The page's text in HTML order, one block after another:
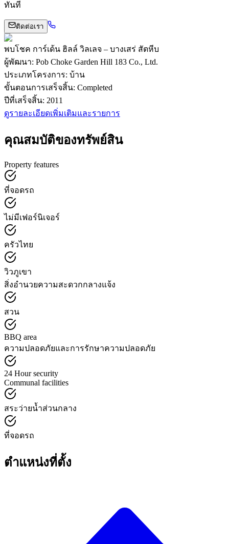
ทันที
ติดต่อเรา
พบโชค การ์เด้น ฮิลล์ วิลเลจ – บางเสร่ สัตหีบ
ผู้พัฒนา: Pob Choke Garden Hill 183 Co., Ltd.
ประเภทโครงการ: บ้าน
ขั้นตอนการเสร็จสิ้น: Completed
ปีที่เสร็จสิ้น: 2011
ดูรายละเอียดเพิ่มเติมและรายการ
คุณสมบัติของทรัพย์สิน
Property features
ที่จอดรถ
ไม่มีเฟอร์นิเจอร์
ครัวไทย
วิวภูเขา
สิ่งอำนวยความสะดวกกลางแจ้ง
สวน
BBQ area
ความปลอดภัยและการรักษาความปลอดภัย
24 Hour security
Communal facilities
สระว่ายน้ำส่วนกลาง
ที่จอดรถ
ตำแหน่งที่ตั้ง